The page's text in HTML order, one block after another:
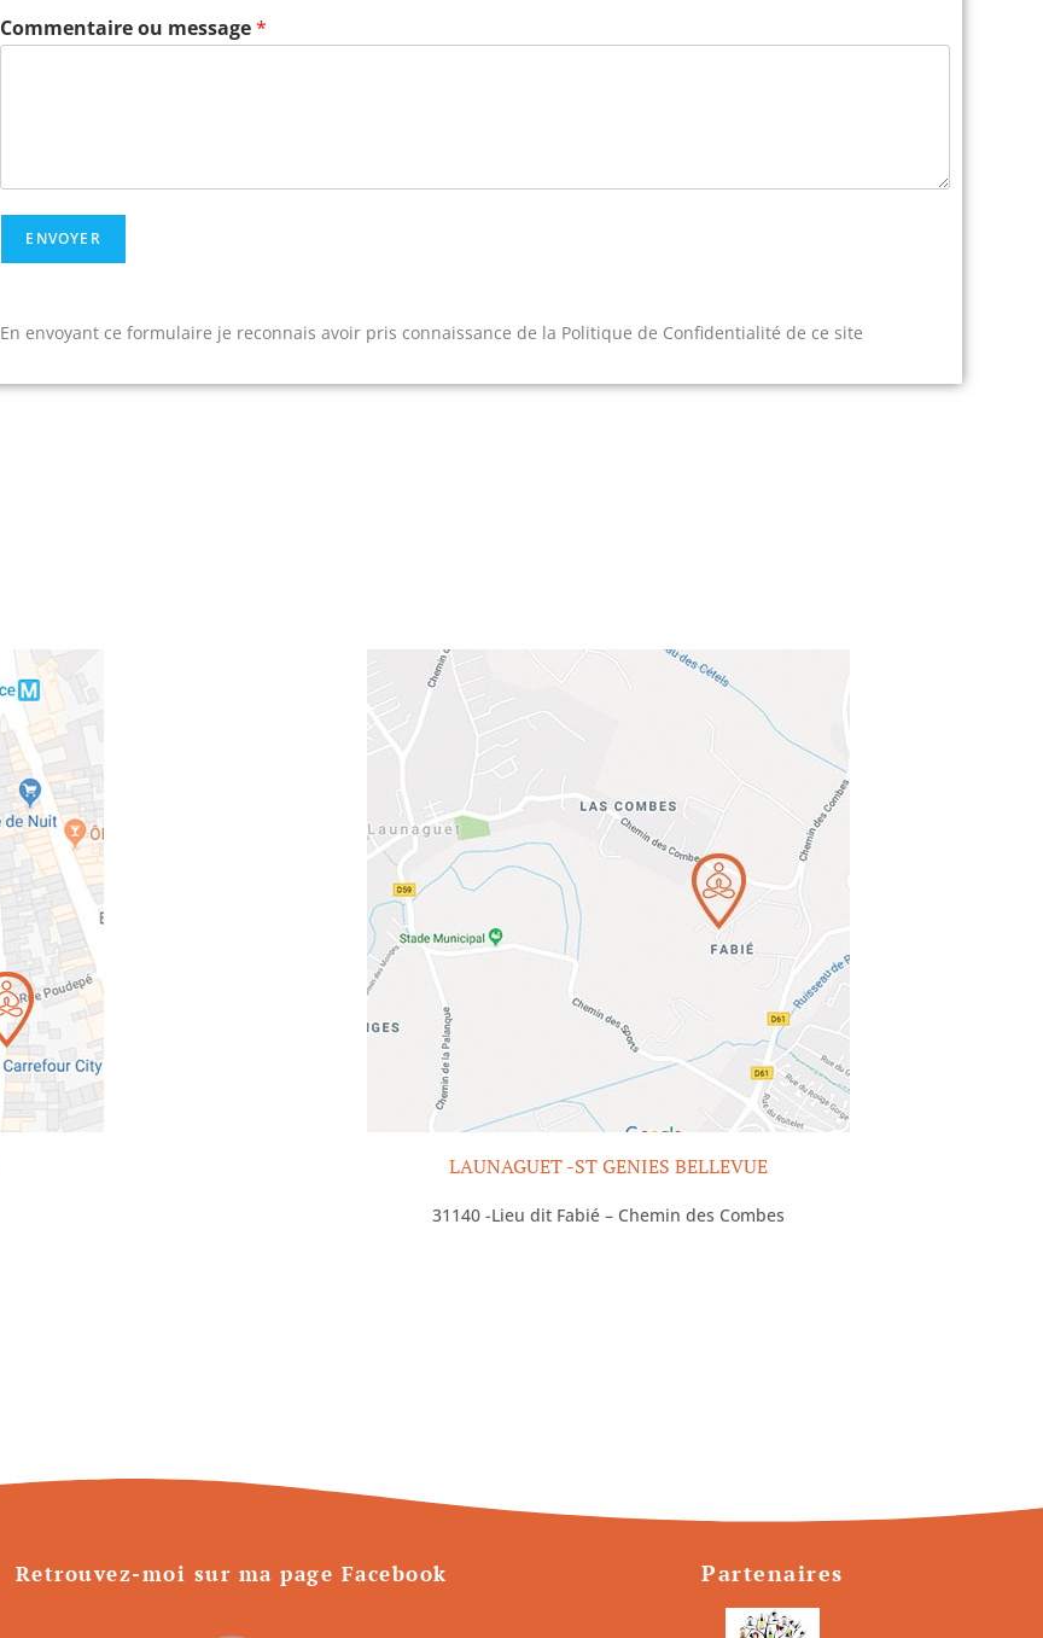
Commentaire ou message*
ENVOYER
En envoyant ce formulaire je reconnais avoir pris connaissance de la Politique de Confidentialité de ce site
LAUNAGUET -ST GENIES BELLEVUE
31140 -Lieu dit Fabié – Chemin des Combes
Retrouvez-moi sur ma page Facebook Partenaires